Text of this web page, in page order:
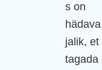
s on
hädava
jalik, et
tagada